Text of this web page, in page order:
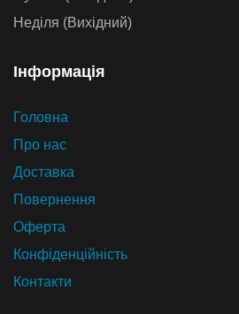
Неділя (Вихідний)
Iнформацiя
Головна
Про нас
Доставка
Повернення
Оферта
Конфіденційність
Контакти